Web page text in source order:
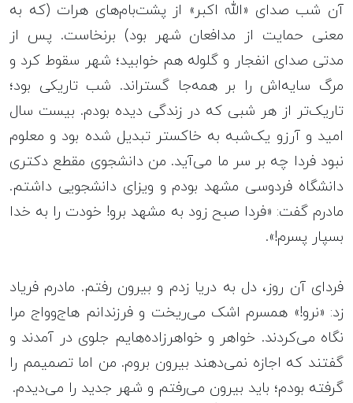
آن شب صدای «الله اکبر» از پشت‌بام‌های هرات (که به
معنی حمایت از مدافعان شهر بود) برنخاست. پس از
مدتی صدای انفجار و گلوله هم خوابید؛ شهر سقوط کرد و
مرگ سایه‌اش را بر همه‌جا گستراند. شب تاریکی بود؛
تاریک‌تر از هر شبی که در زندگی دیده بودم. بیست سال
امید و آرزو یک‌شبه به خاکستر تبدیل شده بود و معلوم
نبود فردا چه بر سر ما می‌آید. من دانشجوی مقطع دکتری
دانشگاه فردوسی مشهد بودم و ویزای دانشجویی داشتم.
مادرم گفت: «فردا صبح زود به مشهد برو! خودت را به خدا
بسپار پسرم!».
فردای آن روز، دل به دریا زدم و بیرون رفتم. مادرم فریاد
زد: «نرو!» همسرم اشک می‌ریخت و فرزندانم هاج‌و‌واج مرا
نگاه می‌کردند. خواهر و خواهرزاده‌هایم جلوی در آمدند و
گفتند که اجازه نمی‌دهند بیرون بروم. من اما تصمیمم را
گرفته بودم؛ باید بیرون می‌رفتم و شهر جدید را می‌دیدم.